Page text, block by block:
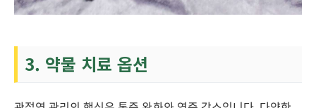
3. 약물 치료 옵션